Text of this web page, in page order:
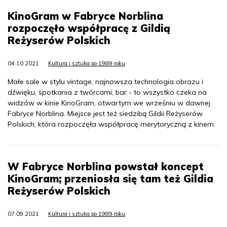
KinoGram w Fabryce Norblina
rozpoczęło współpracę z Gildią
Reżyserów Polskich
04.10.2021 Kultura i sztuka po 1989 roku
Małe sale w stylu vintage, najnowsza technologia obrazu i
dźwięku, spotkania z twórcami, bar - to wszystko czeka na
widzów w kinie KinoGram, otwartym we wrześniu w dawnej
Fabryce Norblina. Miejsce jest też siedzibą Gildii Reżyserów
Polskich, która rozpoczęła współpracę merytoryczną z kinem.
W Fabryce Norblina powstał koncept
KinoGram; przeniosła się tam też Gildia
Reżyserów Polskich
07.09.2021 Kultura i sztuka po 1989 roku